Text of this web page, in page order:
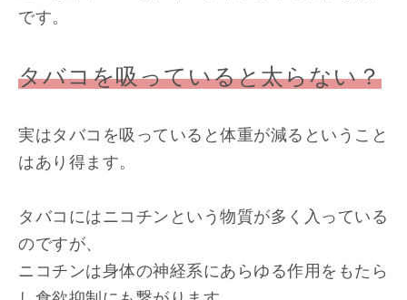
です。
タバコを吸っていると太らない？
実はタバコを吸っていると体重が減るということ
はあり得ます。
タバコにはニコチンという物質が多く入っている
のですが、
ニコチンは身体の神経系にあらゆる作用をもたら